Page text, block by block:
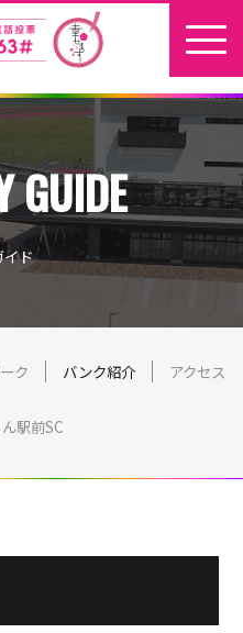
GUIDE
イド
ク バンク紹介 アクセス
駅前SC